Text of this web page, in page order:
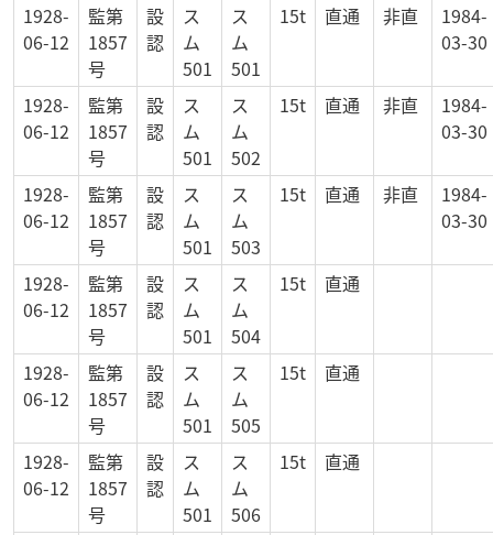
1928-
06-12
監第
1857
号
設
認
ス
ム
501
ス
ム
501
15t 直通 非直
1984-
03-30
1928-
06-12
監第
1857
号
設
認
ス
ム
501
ス
ム
502
15t 直通 非直
1984-
03-30
1928-
06-12
監第
1857
号
設
認
ス
ム
501
ス
ム
503
15t 直通 非直
1984-
03-30
1928-
06-12
監第
1857
号
設
認
ス
ム
501
ス
ム
504
15t 直通
1928-
06-12
監第
1857
号
設
認
ス
ム
501
ス
ム
505
15t 直通
1928-
06-12
監第
1857
号
設
認
ス
ム
501
ス
ム
506
15t 直通